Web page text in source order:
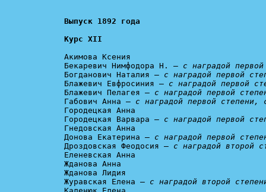
Курс XII
Акимова Ксения
Бекаревич Нимфодора Н. – с наградой
Богданович Наталия – с наградой первой
Блажевич Евфросиния – с наградой первой
Блажевич Пелагея – с наградой первой
Габович Анна – с наградой первой степени,
Городецкая Анна
Городецкая Варвара – с наградой первой
Гнедовская Анна
Донова Екатерина – с наградой первой
Дроздовская Феодосия – с наградой второй
Еленевская Анна
Жданова Анна
Жданова Лидия
Журавская Елена – с наградой второй